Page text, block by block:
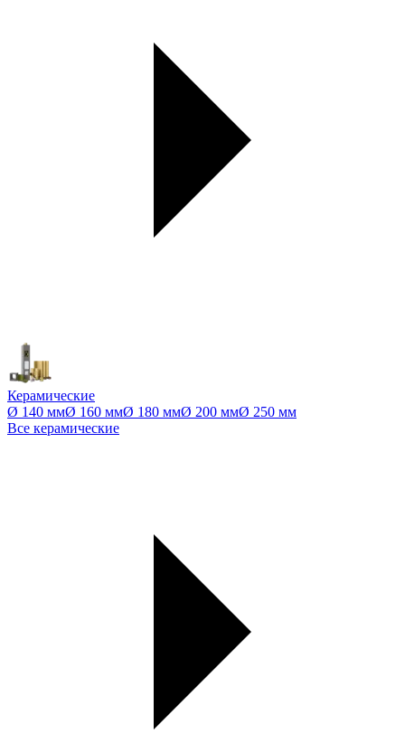
Керамические
Ø 140 ммØ 160 ммØ 180 ммØ 200 ммØ 250 мм
Все керамические